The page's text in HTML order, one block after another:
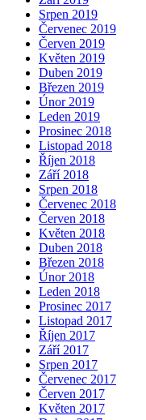
Srpen 2019
Červenec 2019
Červen 2019
Květen 2019
Duben 2019
Březen 2019
Únor 2019
Leden 2019
Prosinec 2018
Listopad 2018
Říjen 2018
Září 2018
Srpen 2018
Červenec 2018
Červen 2018
Květen 2018
Duben 2018
Březen 2018
Únor 2018
Leden 2018
Prosinec 2017
Listopad 2017
Říjen 2017
Září 2017
Srpen 2017
Červenec 2017
Červen 2017
Květen 2017